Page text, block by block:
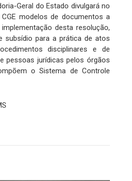
Geral do Estado divulgará no
modelos de documentos a
desta resolução,
subsídio para a prática de atos
disciplinares e de
pessoas jurídicas pelos órgãos
o Sistema de Controle